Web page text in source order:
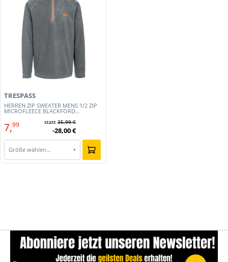
HERREN ZIP SWEATER MENS 1/2 ZIP
MICROFLEECE BLACKFORD
TRESPASS
7,99 statt35,99 €
-28,00 €
Größe wählen… ▾